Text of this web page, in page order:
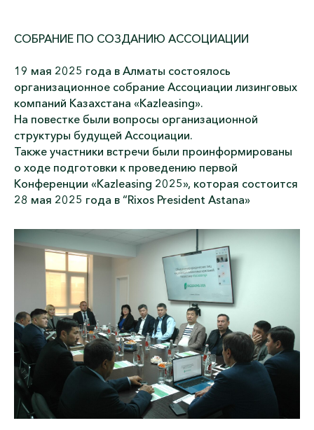
СОБРАНИЕ ПО СОЗДАНИЮ АССОЦИАЦИИ
19 мая 2025 года в Алматы состоялось
организационное собрание Ассоциации лизинговых
компаний Казахстана «Kazleasing».
На повестке были вопросы организационной
структуры будущей Ассоциации.
Также участники встречи были проинформированы
о ходе подготовки к проведению первой
Конференции «Kazleasing 2025», которая состоится
28 мая 2025 года в “Rixos President Astana»